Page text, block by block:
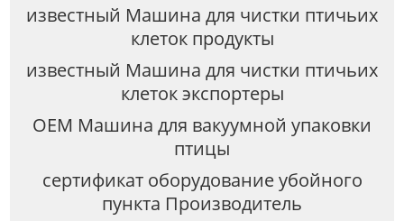
известный Машина для чистки птичьих
клеток продукты
известный Машина для чистки птичьих
клеток экспортеры
OEM Машина для вакуумной упаковки
птицы
сертификат оборудование убойного
пункта Производитель